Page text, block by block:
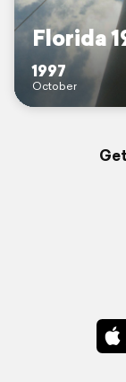
Florida
1997
October